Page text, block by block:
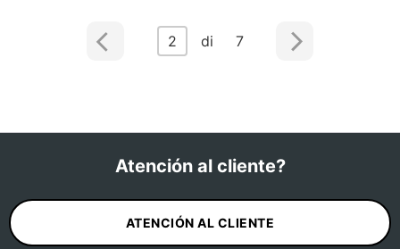
2 di 7
Atención al cliente?
ATENCIÓN AL CLIENTE